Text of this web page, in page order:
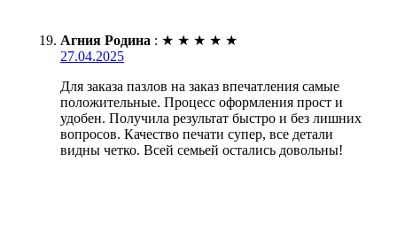
Агния Родина : ★ ★ ★ ★ ★
27.04.2025
Для заказа пазлов на заказ впечатления самые
положительные. Процесс оформления прост и
удобен. Получила результат быстро и без лишних
вопросов. Качество печати супер, все детали
видны четко. Всей семьей остались довольны!